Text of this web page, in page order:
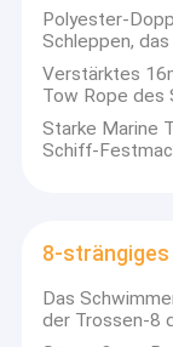
Polyester-
Schleppen,
Verstärktes
Tow Rope des
Starke Marine
Schiff-
8-strängiges
Das
der Trossen-8